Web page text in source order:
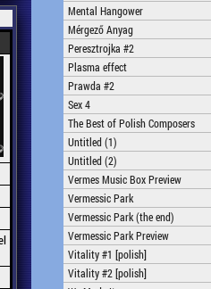
Mental Hangower
Mérgező Anyag
Peresztrojka #2
Plasma effect
Prawda #2
Sex 4
The Best of Polish Composers
Untitled (1)
Untitled (2)
Vermes Music Box Preview
Vermessic Park
Vermessic Park (the end)
Vermessic Park Preview
Vitality #1 [polish]
Vitality #2 [polish]